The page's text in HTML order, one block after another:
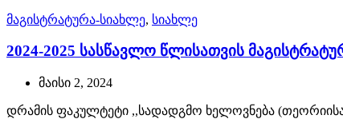
მაგისტრატურა-სიახლე, სიახლე
2024-2025 სასწავლო წლისათვის
მაისი 2, 2024
დრამის ფაკულტეტი ,,სადადგმო ხელოვნება (თეორიისა